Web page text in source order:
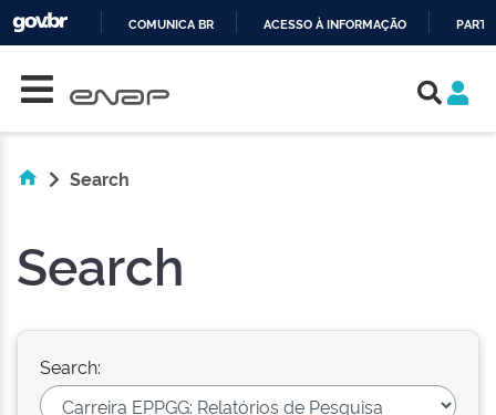
COMUNICA BR ACESSO À INFORMAÇÃO
Search
Search
Search: